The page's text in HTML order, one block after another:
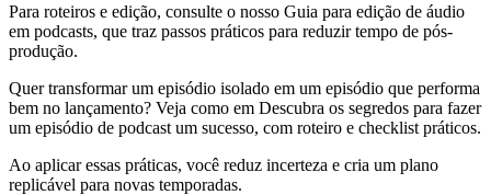
Para roteiros e edição, consulte o nosso Guia para edição de áudio
em podcasts, que traz passos práticos para reduzir tempo de pós-
produção.
Quer transformar um episódio isolado em um episódio que performa
bem no lançamento? Veja como em Descubra os segredos para fazer
um episódio de podcast um sucesso, com roteiro e checklist práticos.
Ao aplicar essas práticas, você reduz incerteza e cria um plano
replicável para novas temporadas.